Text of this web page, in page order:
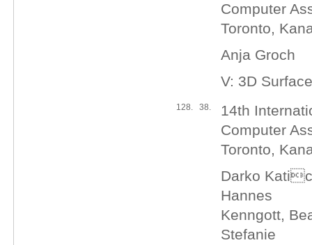
Computer
Toronto,
Anja Groch
V: 3D
128. 38.
14th
Computer
Toronto,
Darko
Hannes
Kenngott,
Stefanie